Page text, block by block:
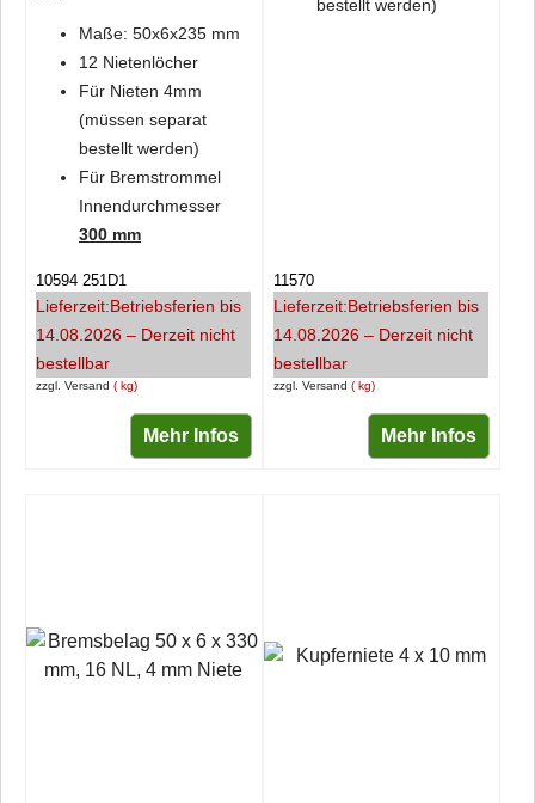
Maße: 50x6x235 mm
12 Nietenlöcher
Für Nieten 4mm
(müssen separat
bestellt werden)
Für Bremstrommel
Innendurchmesser
300 mm
zzgl. Versand kg
10594 251D1
Lieferzeit:Betriebsferien bis
14.08.2026 – Derzeit nicht
bestellbar
Mehr Infos
bestellt werden)
zzgl. Versand kg
11570
Lieferzeit:Betriebsferien bis
14.08.2026 – Derzeit nicht
bestellbar
Mehr Infos